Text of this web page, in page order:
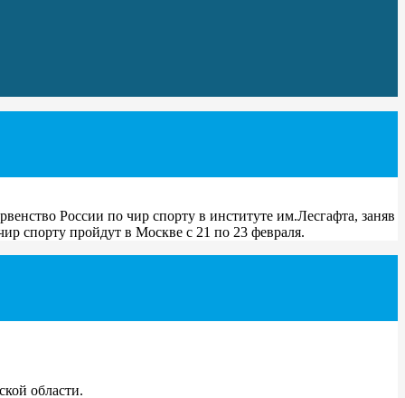
России по чир спорту в институте им.Лесгафта, заняв
спорту пройдут в Москве с 21 по 23 февраля.
области.